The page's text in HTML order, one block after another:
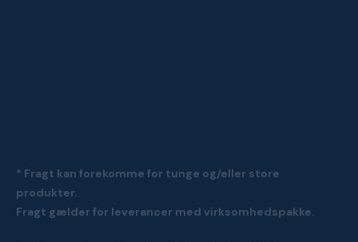
* Fragt kan forekomme for tunge og/eller store
produkter.
Fragt gælder for leverancer med virksomhedspakke.